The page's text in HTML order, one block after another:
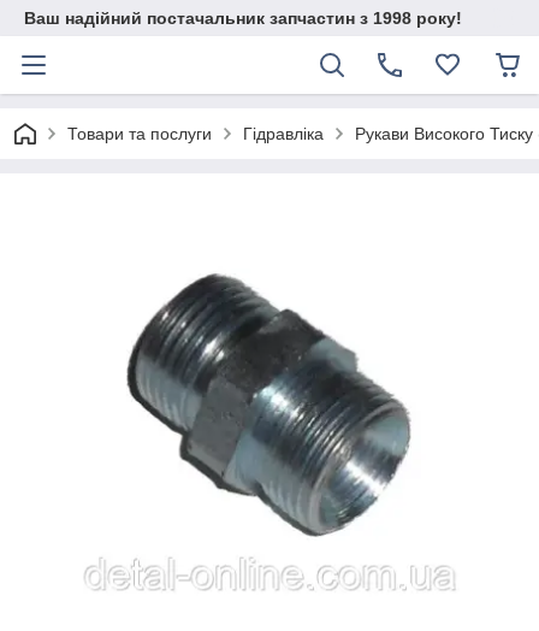
Ваш надійний постачальник запчастин з 1998 року!
Товари та послуги Гідравліка Рукави Високого